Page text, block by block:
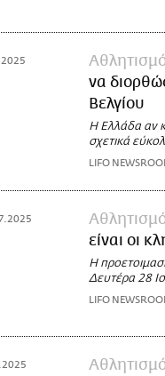
να
Βελγίου
Η Ελλάδα αν
σχετικά
LIFO
είναι οι
Η
Δευτέρα 28
LIFO